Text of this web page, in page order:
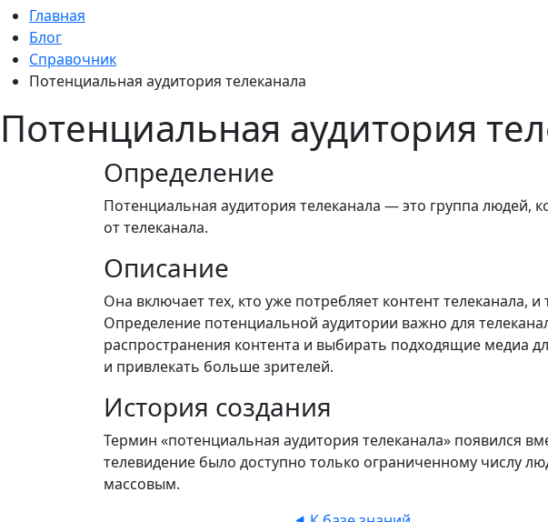
Главная
Блог
Справочник
Потенциальная аудитория телеканала
Потенциальная аудитория
Определение
Потенциальная аудитория телеканала — это группа
от телеканала.
Описание
Она включает тех, кто уже потребляет контент телеканала,
Определение потенциальной аудитории важно для
распространения контента и выбирать подходящие медиа
и привлекать больше зрителей.
История создания
Термин «потенциальная аудитория телеканала» появился
телевидение было доступно только ограниченному числу
массовым.